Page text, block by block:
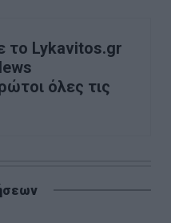
το Lykavitos.gr
όλες τις